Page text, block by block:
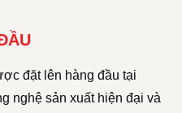
đặt lên hàng đầu tại
nghệ sản xuất hiện đại và